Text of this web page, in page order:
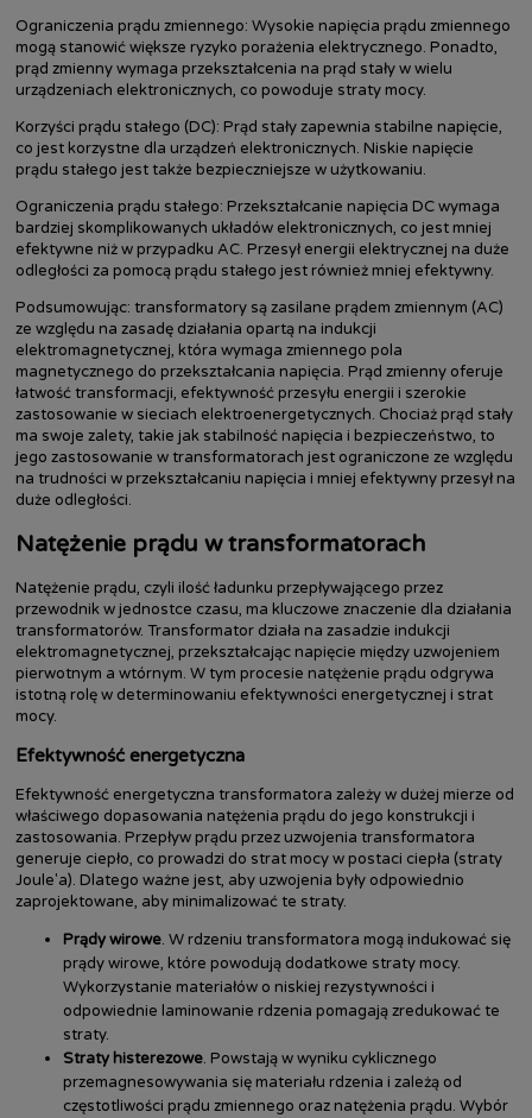
Ograniczenia prądu zmiennego: Wysokie napięcia prądu zmiennego
mogą stanowić większe ryzyko porażenia elektrycznego. Ponadto,
prąd zmienny wymaga przekształcenia na prąd stały w wielu
urządzeniach elektronicznych, co powoduje straty mocy.
Korzyści prądu stałego (DC): Prąd stały zapewnia stabilne napięcie,
co jest korzystne dla urządzeń elektronicznych. Niskie napięcie
prądu stałego jest także bezpieczniejsze w użytkowaniu.
Ograniczenia prądu stałego: Przekształcanie napięcia DC wymaga
bardziej skomplikowanych układów elektronicznych, co jest mniej
efektywne niż w przypadku AC. Przesył energii elektrycznej na duże
odległości za pomocą prądu stałego jest również mniej efektywny.
Podsumowując: transformatory są zasilane prądem zmiennym (AC)
ze względu na zasadę działania opartą na indukcji
elektromagnetycznej, która wymaga zmiennego pola
magnetycznego do przekształcania napięcia. Prąd zmienny oferuje
łatwość transformacji, efektywność przesyłu energii i szerokie
zastosowanie w sieciach elektroenergetycznych. Chociaż prąd stały
ma swoje zalety, takie jak stabilność napięcia i bezpieczeństwo, to
jego zastosowanie w transformatorach jest ograniczone ze względu
na trudności w przekształcaniu napięcia i mniej efektywny przesył na
duże odległości.
Natężenie prądu w transformatorach
Natężenie prądu, czyli ilość ładunku przepływającego przez
przewodnik w jednostce czasu, ma kluczowe znaczenie dla działania
transformatorów. Transformator działa na zasadzie indukcji
elektromagnetycznej, przekształcając napięcie między uzwojeniem
pierwotnym a wtórnym. W tym procesie natężenie prądu odgrywa
istotną rolę w determinowaniu efektywności energetycznej i strat
mocy.
Efektywność energetyczna
Efektywność energetyczna transformatora zależy w dużej mierze od
właściwego dopasowania natężenia prądu do jego konstrukcji i
zastosowania. Przepływ prądu przez uzwojenia transformatora
generuje ciepło, co prowadzi do strat mocy w postaci ciepła (straty
Joule'a). Dlatego ważne jest, aby uzwojenia były odpowiednio
zaprojektowane, aby minimalizować te straty.
Prądy wirowe. W rdzeniu transformatora mogą indukować się
prądy wirowe, które powodują dodatkowe straty mocy.
Wykorzystanie materiałów o niskiej rezystywności i
odpowiednie laminowanie rdzenia pomagają zredukować te
straty.
Straty histerezowe. Powstają w wyniku cyklicznego
przemagnesowywania się materiału rdzenia i zależą od
częstotliwości prądu zmiennego oraz natężenia prądu. Wybór